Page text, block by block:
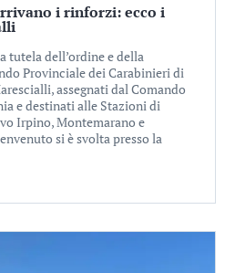
i rinforzi: ecco i
tutela dell’ordine e della
Provinciale dei Carabinieri di
assegnati dal Comando
e destinati alle Stazioni di
Irpino, Montemarano e
si è svolta presso la